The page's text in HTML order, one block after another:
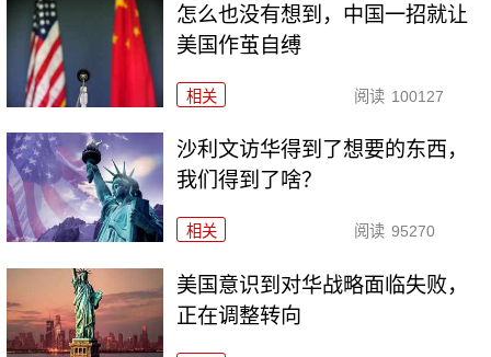
怎么也没有想到，中国一招就让
美国作茧自缚
相关 阅读 100127
沙利文访华得到了想要的东西，
我们得到了啥？
相关 阅读 95270
美国意识到对华战略面临失败，
正在调整转向